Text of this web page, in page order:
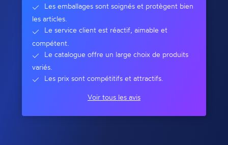
Les emballages sont soignés et protègent bien
les articles.
Le service client est réactif, aimable et
compétent.
Le catalogue offre un large choix de produits
variés.
Les prix sont compétitifs et attractifs.
Voir tous les avis